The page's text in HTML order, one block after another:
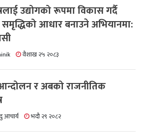
उद्योगको रूपमा विकास गर्दै
आधार बनाउने अभियानमा:
वैशाख २५ २०८३
र अबको राजनीतिक
आचार्य भदौ २९ २०८२